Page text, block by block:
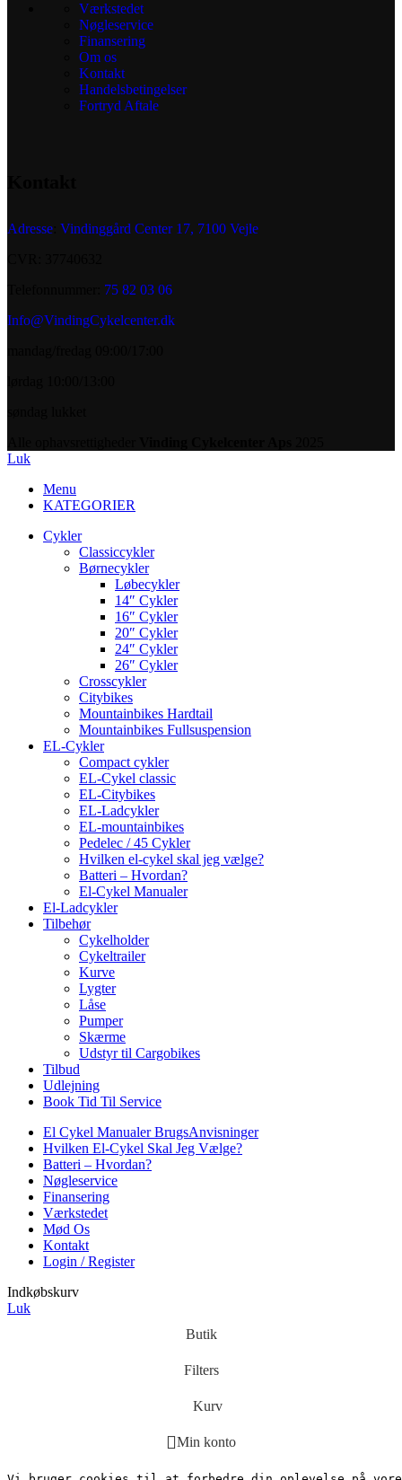
Værkstedet
Nøgleservice
Finansering
Om os
Kontakt
Handelsbetingelser
Fortryd Aftale
Adresse Vindinggård Center 17, 7100 Vejle
75 82 03 06
Info@VindingCykelcenter.dk
Luk
Menu
KATEGORIER
Cykler
Classiccykler
Børnecykler
Løbecykler
14″ Cykler
16″ Cykler
20″ Cykler
24″ Cykler
26″ Cykler
Crosscykler
Citybikes
Mountainbikes Hardtail
Mountainbikes Fullsuspension
EL-Cykler
Compact cykler
EL-Cykel classic
EL-Citybikes
EL-Ladcykler
EL-mountainbikes
Pedelec / 45 Cykler
Hvilken el-cykel skal jeg vælge?
Batteri – Hvordan?
El-Cykel Manualer
El-Ladcykler
Tilbehør
Cykelholder
Cykeltrailer
Kurve
Lygter
Låse
Pumper
Skærme
Udstyr til Cargobikes
Tilbud
Udlejning
Book Tid Til Service
El Cykel Manualer BrugsAnvisninger
Hvilken El-Cykel Skal Jeg Vælge?
Batteri – Hvordan?
Nøgleservice
Finansering
Værkstedet
Mød Os
Kontakt
Login / Register
Indkøbskurv
Luk
Butik
Filters
Kurv
Min konto